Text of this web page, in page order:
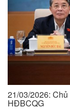
21/03/2026:
HĐBCQG